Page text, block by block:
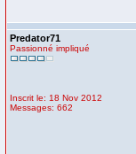
Predator71
Passionné impliqué
Inscrit le: 18 Nov 2012
Messages: 662